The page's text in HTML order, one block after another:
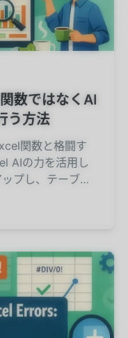
数ではなくAI
う方法
関数と格闘す
AIの力を活用し
プし、テーブル
ンプルな会話に